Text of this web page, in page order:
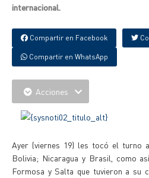
internacional.
Compartir en Facebook
Compartir en WhatsApp
Acciones
Ayer (viernes 19) les tocó el turno
Bolivia; Nicaragua y Brasil, como
Formosa y Salta que tuvieron a su